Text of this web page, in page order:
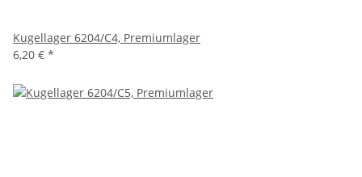
Kugellager 6204/C4, Premiumlager
6,20 € *